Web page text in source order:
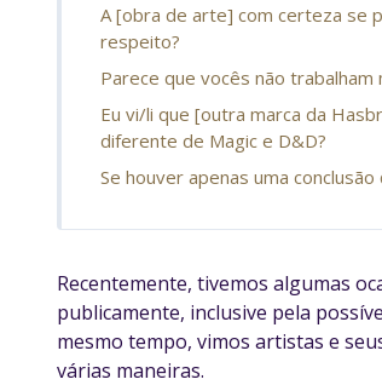
A [obra de arte] com certeza se
respeito?
Parece que vocês não
Eu vi/li que [outra marca da
diferente de Magic e D&D?
Se houver apenas uma
Recentemente, tivemos algumas
publicamente, inclusive pela
mesmo tempo, vimos artistas e
várias maneiras.